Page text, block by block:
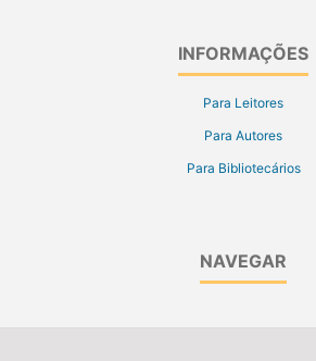
INFORMAÇÕES
Para Leitores
Para Autores
Para Bibliotecários
NAVEGAR